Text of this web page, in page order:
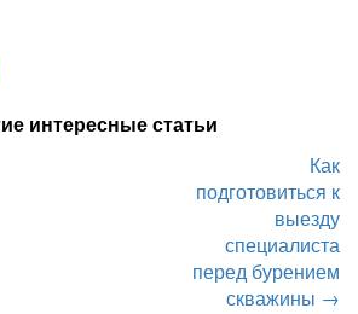
интересные статьи
Как
подготовиться к
выезду
специалиста
перед бурением
скважины →